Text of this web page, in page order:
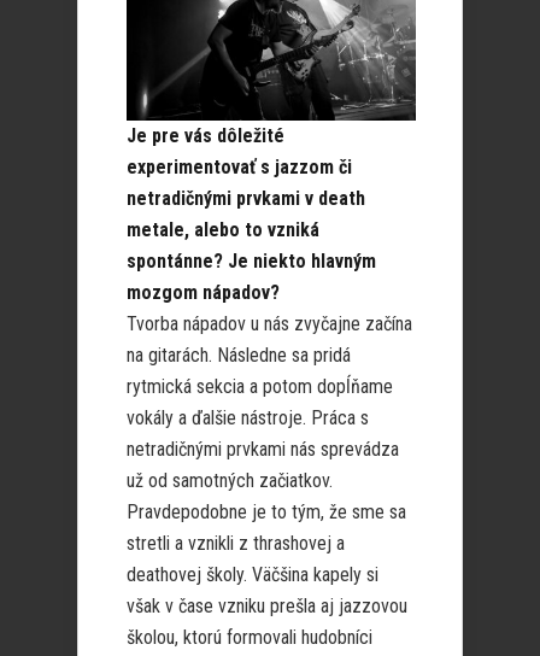
Je pre vás dôležité
experimentovať s jazzom či
netradičnými prvkami v death
metale, alebo to vzniká
spontánne? Je niekto hlavným
mozgom nápadov?
Tvorba nápadov u nás zvyčajne začína
na gitarách. Následne sa pridá
rytmická sekcia a potom dopĺňame
vokály a ďalšie nástroje. Práca s
netradičnými prvkami nás sprevádza
už od samotných začiatkov.
Pravdepodobne je to tým, že sme sa
stretli a vznikli z thrashovej a
deathovej školy. Väčšina kapely si
však v čase vzniku prešla aj jazzovou
školou, ktorú formovali hudobníci